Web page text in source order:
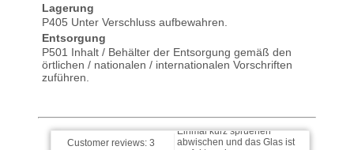
Lagerung
P405 Unter Verschluss aufbewahren.
Entsorgung
P501 Inhalt / Behälter der Entsorgung gemäß den
örtlichen / nationalen / internationalen Vorschriften
zuführen.
Customer reviews: 3
Timo wrote on 18.10.2023
perfekt sauber.